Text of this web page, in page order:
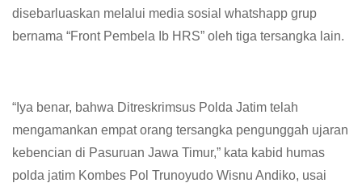
disebarluaskan melalui media sosial whatshapp grup
bernama “Front Pembela Ib HRS” oleh tiga tersangka lain.
“Iya benar, bahwa Ditreskrimsus Polda Jatim telah
mengamankan empat orang tersangka pengunggah ujaran
kebencian di Pasuruan Jawa Timur,” kata kabid humas
polda jatim Kombes Pol Trunoyudo Wisnu Andiko, usai